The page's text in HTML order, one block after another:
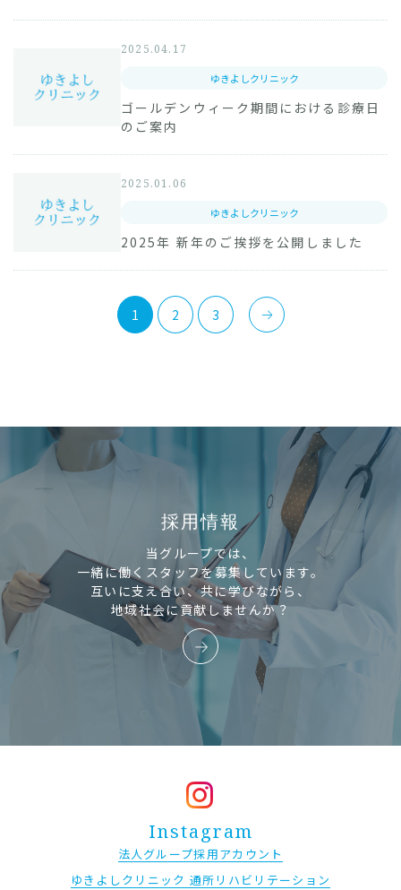
2025.04.17
ゆきよしクリニック
ゴールデンウィーク期間における診療日
のご案内
2025.01.06
ゆきよしクリニック
2025年 新年のご挨拶を公開しました
1 2 3
採用情報
当グループでは、
一緒に働くスタッフを募集しています。
互いに支え合い、共に学びながら、
地域社会に貢献しませんか？
Instagram
法人グループ採用アカウント
ゆきよしクリニック 通所リハビリテーション